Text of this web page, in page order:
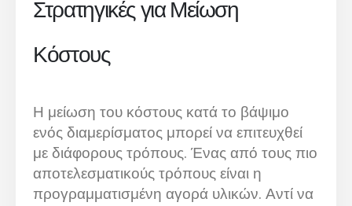
Στρατηγικές για Μείωση
Κόστους
Η μείωση του κόστους κατά το βάψιμο
ενός διαμερίσματος μπορεί να επιτευχθεί
με διάφορους τρόπους. Ένας από τους πιο
αποτελεσματικούς τρόπους είναι η
προγραμματισμένη αγορά υλικών. Αντί να